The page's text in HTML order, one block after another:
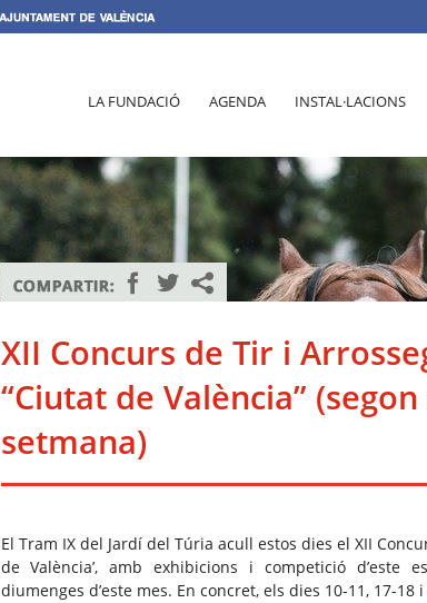
LA FUNDACIÓ AGENDA INSTAL·LACIONS
XII Concurs de Tir i
“Ciutat de València”
setmana)
El Tram IX del Jardí del Túria acull estos dies el XII
de València’, amb exhibicions i competició d’este
diumenges d’este mes. En concret, els dies 10-11, 17-18